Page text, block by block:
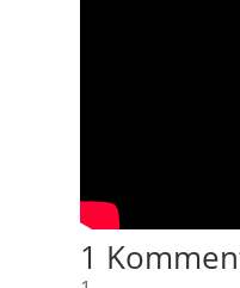
1